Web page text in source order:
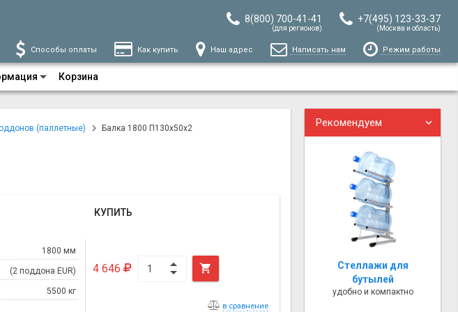
8(800) 700-41-41
(для регионов)
+7(495) 123-33-37
(Москва и область)
Способы оплаты Как купить Наш адрес Написать нам Режим работы
Корзина
(паллетные) Балка 1800 П130х50х2
КУПИТЬ
1800 мм
(2 поддона EUR)
5500 кг
4 646 
в сравнение
Рекомендуем
Стеллажи для
бутылей
удобно и компактно